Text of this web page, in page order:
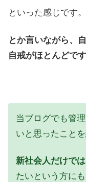
といった感じです。
とか言いながら、
自戒がほとんどで
当ブログでも管
いと思ったこと
新社会人だけでは
たいという方に